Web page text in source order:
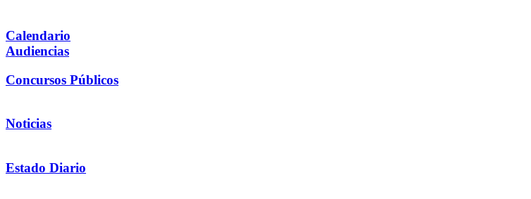
Calendario
Audiencias
Concursos Públicos
Noticias
Estado Diario